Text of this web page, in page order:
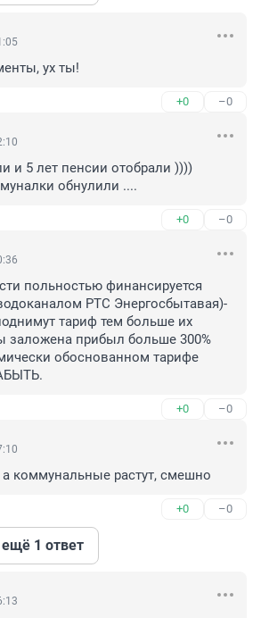
ух ты!
+0 –0
и 5 лет пенсии отобрали ))))
обнулили ....
+0 –0
польностью финансируется
РТС Энергосбытавая)-
тариф тем больше их
заложена прибыл больше 300%
обоснованном тарифе
+0 –0
а коммунальные растут, смешно
+0 –0
1 ответ